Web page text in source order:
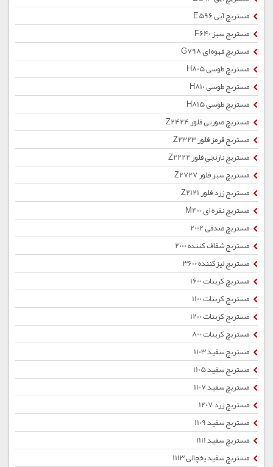
مستربچ آبی E596
مستربچ سبز F640
مستربچ قهوه ای G798
مستربچ طوسی H805
مستربچ طوسی H810
مستربچ طوسی H815
مستربچ صورتی فلور Z2424
مستربچ قرمز فلور Z2323
مستربچ نارنجی فلور Z2222
مستربچ سبز فلور Z2727
مستربچ زرد فلور Z2121
مستربچ نقره ای M400
مستربچ صدفی 2002
مستربچ شفاف کننده 2000
مستربچ لیزکننده 3600
مستربچ کربنات 1600
مستربچ کربنات 1100
مستربچ کربنات 1200
مستربچ کربنات 800
مستربچ سفید 1103
مستربچ سفید 1105
مستربچ سفید 1107
مستربچ زرد 1207
مستربچ سفید 1109
مستربچ سفید 1111
مستربچ سفید یخچالی 1113